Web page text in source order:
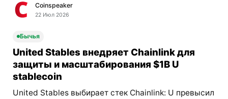
Coinspeaker
22 Июл 2026
Бычья
United Stables внедряет Chainlink для
защиты и масштабирования $1B U
stablecoin
United Stables выбирает стек Chainlink: U превысил